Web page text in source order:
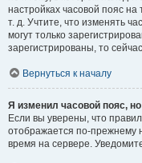
настройках часовой пояс на
т. д. Учтите, что изменять
могут только
зарегистрированы, то
Вернуться к началу
Я изменил часовой пояс,
Если вы уверены, что
отображается по-прежнему
время на сервере.